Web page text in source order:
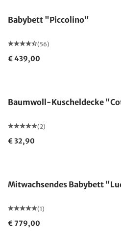
Babybett "Piccolino"
(56)
€ 439,00
Baumwoll-Kuscheldecke
(2)
€ 32,90
Mitwachsendes Babybett
(1)
€ 779,00